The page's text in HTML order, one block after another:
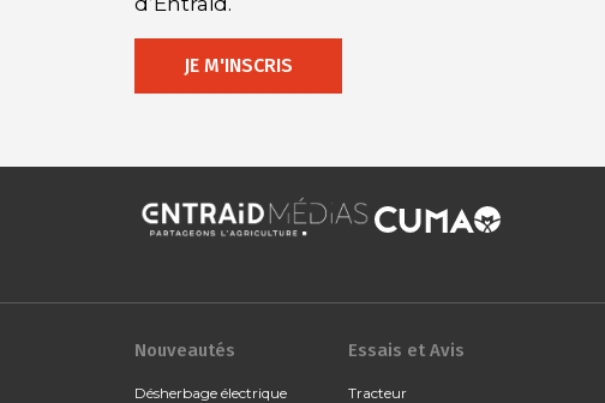
JE M'INSCRIS
Nouveautés
Désherbage électrique
Essais et Avis
Tracteur